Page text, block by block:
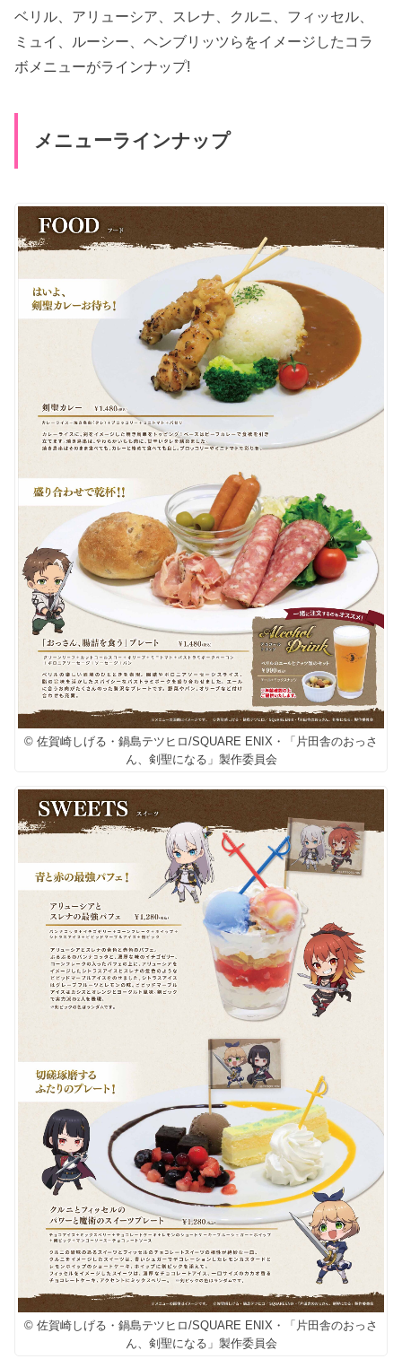
ベリル、アリューシア、スレナ、クルニ、フィッセル、
ミュイ、ルーシー、ヘンブリッツらをイメージしたコラ
ボメニューがラインナップ!
メニューラインナップ
© 佐賀崎しげる・鍋島テツヒロ/SQUARE ENIX・「片田舎のおっさ
ん、剣聖になる」製作委員会
© 佐賀崎しげる・鍋島テツヒロ/SQUARE ENIX・「片田舎のおっさ
ん、剣聖になる」製作委員会